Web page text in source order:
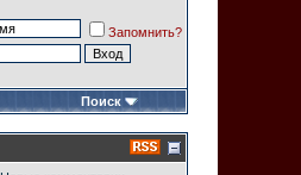
Запомнить?
Поиск